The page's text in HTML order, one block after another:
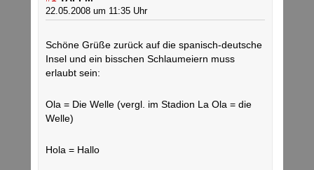
22.05.2008 um 11:35 Uhr
Schöne Grüße zurück auf die spanisch-deutsche
Insel und ein bisschen Schlaumeiern muss
erlaubt sein:
Ola = Die Welle (vergl. im Stadion La Ola = die
Welle)
Hola = Hallo